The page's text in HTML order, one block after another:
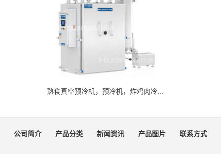
熟食真空预冷机，预冷机，炸鸡肉冷...
公司简介 产品分类 新闻资讯 产品图片 联系方式